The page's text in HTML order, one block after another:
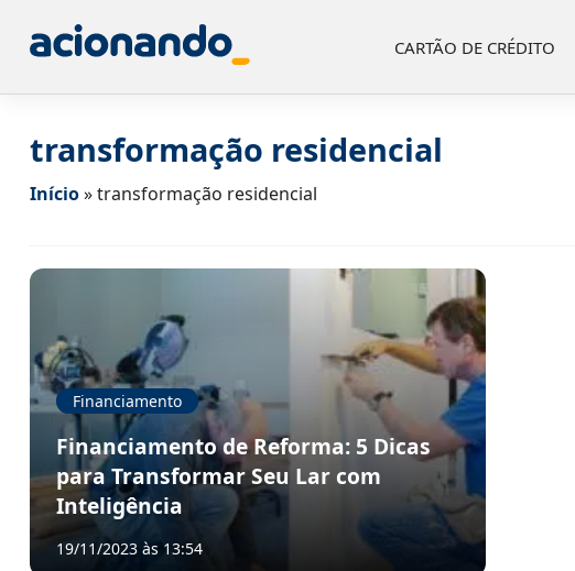
CARTÃO DE CRÉDITO
transformação residencial
Início»transformação residencial
Financiamento
Financiamento de Reforma: 5 Dicas
para Transformar Seu Lar com
Inteligência
19/11/2023 às 13:54